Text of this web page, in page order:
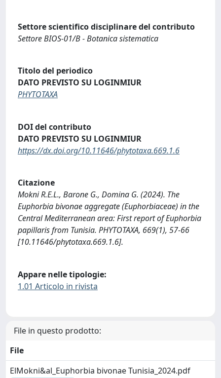
Settore scientifico disciplinare del contributo
Settore BIOS-01/B - Botanica sistematica
Titolo del periodico
DATO PREVISTO SU LOGINMIUR
PHYTOTAXA
DOI del contributo
DATO PREVISTO SU LOGINMIUR
https://dx.doi.org/10.11646/phytotaxa.669.1.6
Citazione
Mokni R.E.L., Barone G., Domina G. (2024). The
Euphorbia bivonae aggregate (Euphorbiaceae) in the
Central Mediterranean area: First report of Euphorbia
papillaris from Tunisia. PHYTOTAXA, 669(1), 57-66
[10.11646/phytotaxa.669.1.6].
Appare nelle tipologie:
1.01 Articolo in rivista
File in questo prodotto:
File
ElMokni&al_Euphorbia bivonae Tunisia_2024.pdf